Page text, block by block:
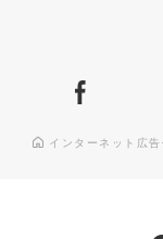
インターネット広